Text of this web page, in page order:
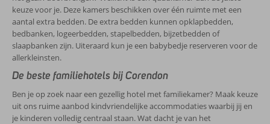
keuze voor je. Deze kamers beschikken over één ruimte met een
aantal extra bedden. De extra bedden kunnen opklapbedden,
bedbanken, logeerbedden, stapelbedden, bijzetbedden of
slaapbanken zijn. Uiteraard kun je een babybedje reserveren voor de
allerkleinsten.
De beste familiehotels bij Corendon
Ben je op zoek naar een gezellig hotel met familiekamer? Maak keuze
uit ons ruime aanbod kindvriendelijke accommodaties waarbij jij en
je kinderen volledig centraal staan. Wat dacht je van het